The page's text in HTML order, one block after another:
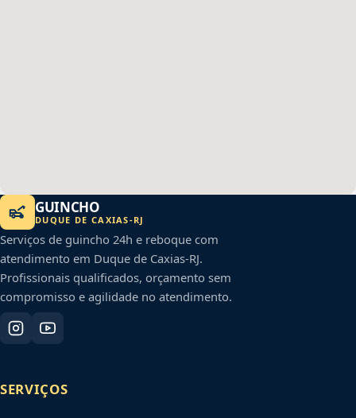
GUINCHO
DUQUE DE CAXIAS-RJ
Serviços de guincho 24h e reboque com
atendimento em Duque de Caxias-RJ.
Profissionais qualificados, orçamento sem
compromisso e agilidade no atendimento.
SERVIÇOS